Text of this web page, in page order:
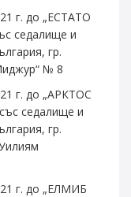
г. до „ЕСТАТО
седалище и
гр.
№ 8
г. до „АРКТОС
седалище и
гр.
г. до „ЕЛМИБ